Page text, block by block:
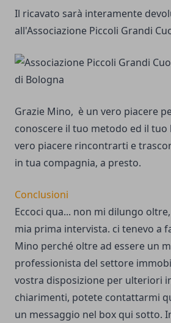
Il ricavato sarà interamente
all'Associazione Piccoli Grandi
Grazie Mino, è un vero piacere
conoscere il tuo metodo ed il
vero piacere rincontrarti e
in tua compagnia, a presto.
Conclusioni
Eccoci qua... non mi dilungo
mia prima intervista. ci tenevo a
Mino perché oltre ad essere un
professionista del settore
vostra disposizione per ulteriori
chiarimenti, potete contattarmi
un messaggio nel box qui sotto.